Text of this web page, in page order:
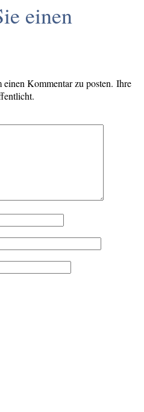
einen
einen Kommentar zu posten. Ihre